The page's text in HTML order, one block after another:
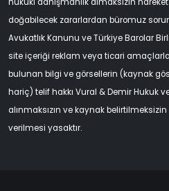
doğabilecek zararlardan büromuz
Avukatlık Kanunu ve Türkiye Barolar
site içeriği reklam veya ticari
bulunan bilgi ve görsellerin (kaynak
hariç) telif hakkı Vural & Demir Hukuk
alınmaksızın ve kaynak belirtilmeksizin
verilmesi yasaktır.